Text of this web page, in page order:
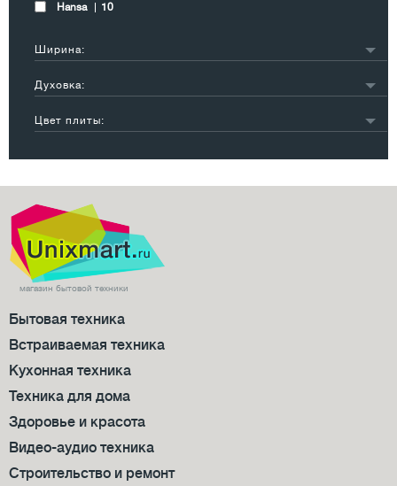
Hansa
10
Ширина:
50 см
37
60 см
7
Духовка:
электрическая
9
Цвет плиты:
серебристый
3
другой
магазин бытовой техники
Бытовая техника
Встраиваемая техника
Кухонная техника
Техника для дома
Здоровье и красота
Видео-аудио техника
Строительство и ремонт